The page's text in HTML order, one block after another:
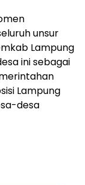
unsur
Lampung
ini sebagai
Lampung
desa